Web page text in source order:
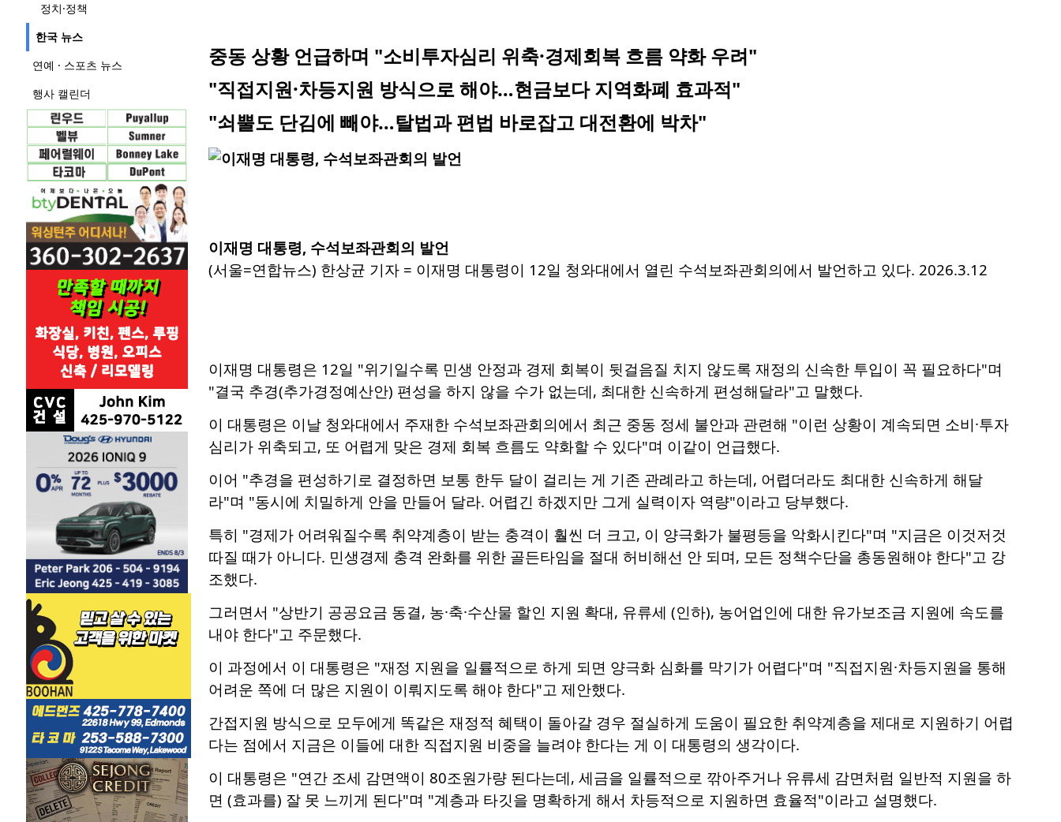
정치·정책
한국 뉴스
연예 · 스포츠 뉴스
행사 캘린더
중동 상황 언급하며 "소비투자심리 위축·경제회복 흐름 약화 우려"
"직접지원·차등지원 방식으로 해야…현금보다 지역화폐 효과적"
"쇠뿔도 단김에 빼야…탈법과 편법 바로잡고 대전환에 박차"
이재명 대통령, 수석보좌관회의 발언
(서울=연합뉴스) 한상균 기자 = 이재명 대통령이 12일 청와대에서 열린 수석보좌관회의에서 발언하고 있다. 2026.3.12
이재명 대통령은 12일 "위기일수록 민생 안정과 경제 회복이 뒷걸음질 치지 않도록 재정의 신속한 투입이 꼭 필요하다"며
"결국 추경(추가경정예산안) 편성을 하지 않을 수가 없는데, 최대한 신속하게 편성해달라"고 말했다.
이 대통령은 이날 청와대에서 주재한 수석보좌관회의에서 최근 중동 정세 불안과 관련해 "이런 상황이 계속되면 소비·투자
심리가 위축되고, 또 어렵게 맞은 경제 회복 흐름도 약화할 수 있다"며 이같이 언급했다.
이어 "추경을 편성하기로 결정하면 보통 한두 달이 걸리는 게 기존 관례라고 하는데, 어렵더라도 최대한 신속하게 해달
라"며 "동시에 치밀하게 안을 만들어 달라. 어렵긴 하겠지만 그게 실력이자 역량"이라고 당부했다.
특히 "경제가 어려워질수록 취약계층이 받는 충격이 훨씬 더 크고, 이 양극화가 불평등을 악화시킨다"며 "지금은 이것저것
따질 때가 아니다. 민생경제 충격 완화를 위한 골든타임을 절대 허비해선 안 되며, 모든 정책수단을 총동원해야 한다"고 강
조했다.
그러면서 "상반기 공공요금 동결, 농·축·수산물 할인 지원 확대, 유류세 (인하), 농어업인에 대한 유가보조금 지원에 속도를
내야 한다"고 주문했다.
이 과정에서 이 대통령은 "재정 지원을 일률적으로 하게 되면 양극화 심화를 막기가 어렵다"며 "직접지원·차등지원을 통해
어려운 쪽에 더 많은 지원이 이뤄지도록 해야 한다"고 제안했다.
간접지원 방식으로 모두에게 똑같은 재정적 혜택이 돌아갈 경우 절실하게 도움이 필요한 취약계층을 제대로 지원하기 어렵
다는 점에서 지금은 이들에 대한 직접지원 비중을 늘려야 한다는 게 이 대통령의 생각이다.
이 대통령은 "연간 조세 감면액이 80조원가량 된다는데, 세금을 일률적으로 깎아주거나 유류세 감면처럼 일반적 지원을 하
면 (효과를) 잘 못 느끼게 된다"며 "계층과 타깃을 명확하게 해서 차등적으로 지원하면 효율적"이라고 설명했다.